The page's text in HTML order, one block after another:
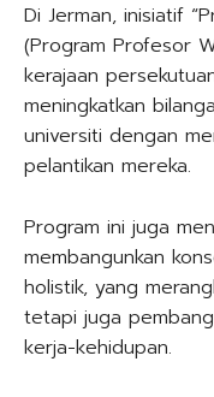
Di Jerman, inisiatif
(Program Profesor
kerajaan
meningkatkan
universiti dengan
pelantikan mereka.
Program ini juga
membangunkan
holistik, yang
tetapi juga
kerja-kehidupan.